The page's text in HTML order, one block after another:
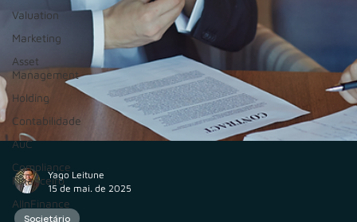
Valuation
Marketing
Asset
Management
Holding
Contabilidade
AuC
Compliance
Financeiro
AIInFinanceYago Leitune
15 de mai. de 2025